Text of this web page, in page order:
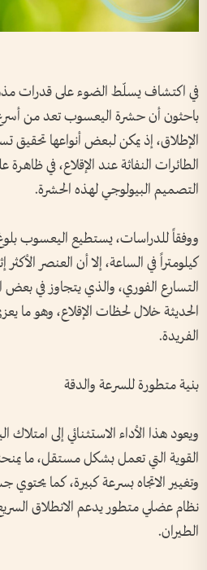
في اكتشاف يسلّط الضوء على قدرات
باحثون أن حشرة اليعسوب تعد من أسرع
الإطلاق، إذ يمكن لبعض أنواعها
الطائرات النفاثة عند الإقلاع، في
التصميم البيولوجي لهذه الحشرة.
كيلومتراً في الساعة، إلا أن العنصر
التسارع الفوري، والذي يتجاوز في بعض
الحديثة خلال لحظات الإقلاع، وهو ما
الفريدة.
بنية متطورة للسرعة والدقة
ويعود هذا الأداء الاستثنائي إلى
القوية التي تعمل بشكل مستقل، ما يمنحه
وتغيير الاتجاه بسرعة كبيرة، كما
نظام عضلي متطور يدعم الانطلاق السريع
الطيران.